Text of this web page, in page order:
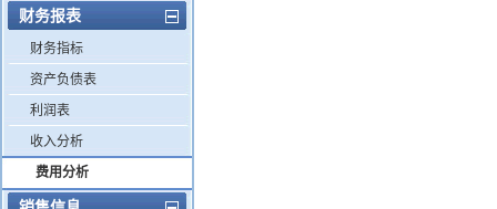
财务报表
财务指标
资产负债表
利润表
收入分析
费用分析